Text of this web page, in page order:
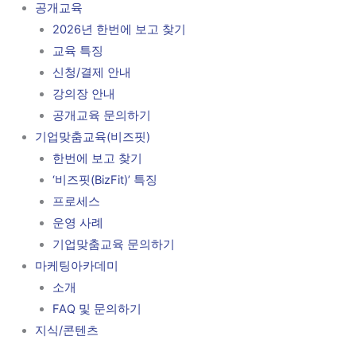
공개교육
2026년 한번에 보고 찾기
교육 특징
신청/결제 안내
강의장 안내
공개교육 문의하기
기업맞춤교육(비즈핏)
한번에 보고 찾기
‘비즈핏(BizFit)’ 특징
프로세스
운영 사례
기업맞춤교육 문의하기
마케팅아카데미
소개
FAQ 및 문의하기
지식/콘텐츠